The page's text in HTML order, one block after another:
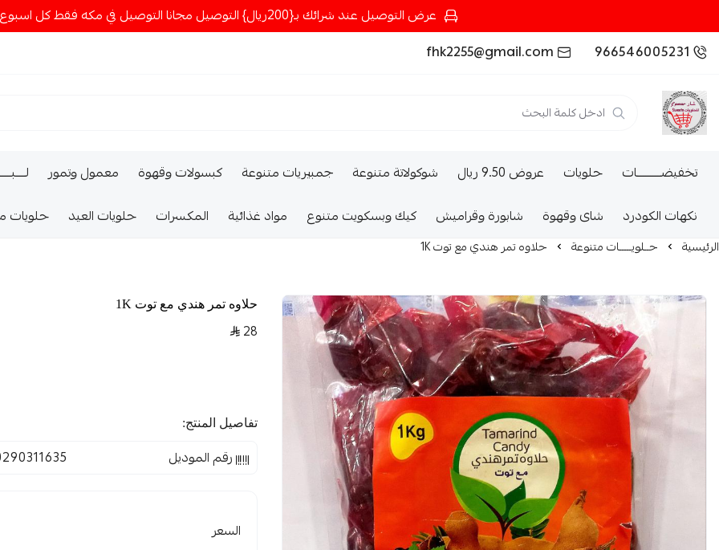
عرض التوصيل عند شرائك بـ{200ريال} التوصيل مجانا التوصيل في مكه فقط كل اسبوع اصناف جديدة
966546005231
fhk2255@gmail.com
تخفيضــــــــــات حلويات عروض 9.50 ريال شوكولاتة متنوعة جمبيريات متنوعة كبسولات وقهوة معمول وتمور
نكهات الكودرد
شاى وقهوة شابورة وقراميش كيك وبسكويت متنوع مواد غذائية المكسرات حلويات العيد حلويات
الرئيسية حــلويـــــات متنوعة حلاوه تمر هندي مع توت 1K
حلاوه تمر هندي مع توت 1K
28
تفاصيل المنتج:
رقم الموديل
السعر